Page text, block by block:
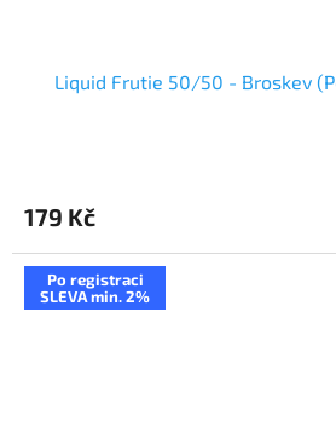
Liquid Frutie 50/50 - Broskev
179 Kč
Po registraci
SLEVA min. 2%